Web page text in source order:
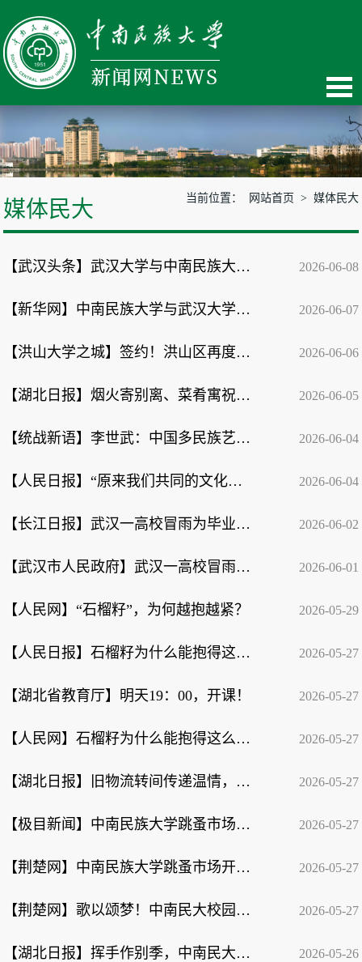
媒体民大 当前位置： 网站首页 > 媒体民大
【武汉头条】武汉大学与中南民族大学签署本科生联合培养协议 2026-06-08
【新华网】中南民族大学与武汉大学深化交换生合作 书写校际合作育人新篇章 2026-06-07
【洪山大学之城】签约！洪山区再度携手中南民族大学 2026-06-06
【湖北日报】烟火寄别离、菜肴寓祝福，中南民大暖心毕业餐送别学子 2026-06-05
【统战新语】李世武：中国多民族艺术互鉴融通，为其他国家提供怎样的经验？ 2026-06-04
【人民日报】“原来我们共同的文化记忆这么多”——两岸（湖北）青年东湖交流季侧记 2026-06-04
【长江日报】武汉一高校冒雨为毕业生“种”出9米鲜花墙，采用二十多种鲜花，将持续... 2026-06-02
【武汉市人民政府】武汉一高校冒雨为毕业生“种”出9米鲜花墙 2026-06-01
【人民网】“石榴籽”，为何越抱越紧？ 2026-05-29
【人民日报】石榴籽为什么能抱得这么紧？ 2026-05-27
【湖北省教育厅】明天19：00，开课！ 2026-05-27
【人民网】石榴籽为什么能抱得这么紧？ 2026-05-27
【湖北日报】旧物流转间传递温情，中南民大毕业生跳蚤市场开市！ 2026-05-27
【极目新闻】中南民族大学跳蚤市场开市，旧物流转间传递青春温情 2026-05-27
【荆楚网】中南民族大学跳蚤市场开市：旧物流转间的温情传递 2026-05-27
【荆楚网】歌以颂梦！中南民大校园歌手大赛唱响青春风采 2026-05-27
【湖北日报】挥手作别季，中南民大繁花相送！ 2026-05-26